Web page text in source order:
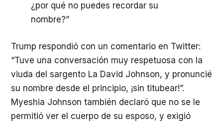
¿por qué no puedes recordar su
nombre?”
Trump respondió con un comentario en Twitter:
“Tuve una conversación muy respetuosa con la
viuda del sargento La David Johnson, y pronuncié
su nombre desde el principio, ¡sin titubear!”.
Myeshia Johnson también declaró que no se le
permitió ver el cuerpo de su esposo, y exigió